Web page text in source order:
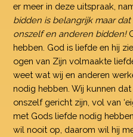
er meer in deze uitspraak,
bidden is belangrijk maar
onszelf en anderen bidden!
hebben. God is liefde en hij
ogen van Zijn volmaakte
weet wat wij en anderen
nodig hebben. Wij kunnen
onszelf gericht zijn, vol van
met Gods liefde nodig
wil nooit op, daarom wil hij